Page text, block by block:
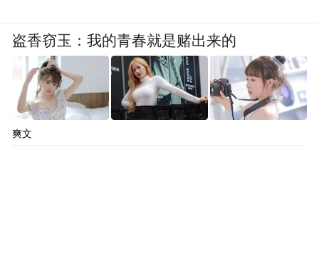
盗香窃玉：我的青春就是赌出来的
爽文